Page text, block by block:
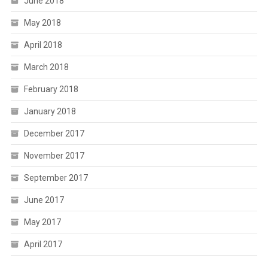
May 2018
April 2018
March 2018
February 2018
January 2018
December 2017
November 2017
September 2017
June 2017
May 2017
April 2017